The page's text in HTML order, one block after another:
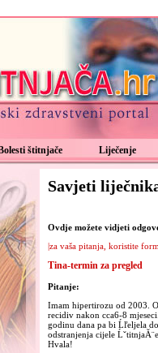
štitnjače Liječenje
Savjeti
Ovdje možete vidjeti
|za vaša pitanja, koristite
Tina-termin za pregled
Pitanje:
Imam hipertirozu od 2003.
recidiv nakon cca6-8
godinu dana pa bi Ĺľeljela
odstranjenja cijele
Hvala!